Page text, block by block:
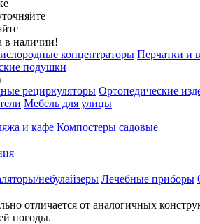
концентраторы Перчатки и
подушки
рециркуляторы Ортопедические
Мебель для улицы
и кафе Компостеры садовые
небулайзеры Лечебные приборы
в наличии!
отличается от аналогичных
погоды.